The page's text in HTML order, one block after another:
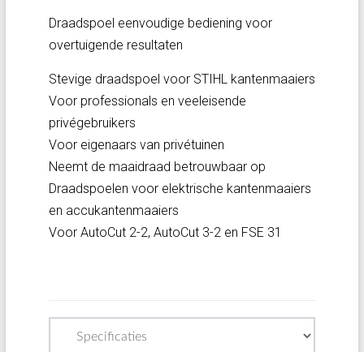
Draadspoel eenvoudige bediening voor
overtuigende resultaten
Stevige draadspoel voor STIHL kantenmaaiers
Voor professionals en veeleisende
privégebruikers
Voor eigenaars van privétuinen
Neemt de maaidraad betrouwbaar op
Draadspoelen voor elektrische kantenmaaiers
en accukantenmaaiers
Voor AutoCut 2-2, AutoCut 3-2 en FSE 31